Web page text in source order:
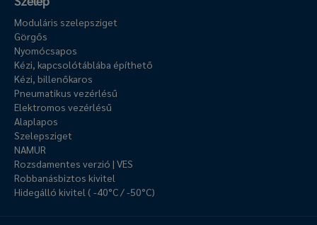
Moduláris szelepsziget
Görgős
Nyomócsapos
Kézi, kapcsolótáblába építhető
Kézi, billenőkaros
Pneumatikus vezérlésű
Elektromos vezérlésű
Alaplapos
Szelepsziget
NAMUR
Rozsdamentes verzió | VES
Robbanásbiztos kivitel
Hidegálló kivitel ( -40°C / -50°C)